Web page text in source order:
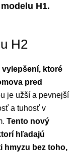
H1.
H2
ktoré
pred
je užší a pevnejší
a tuhosť v
Tento nový
hľadajú
hmyzu bez toho,